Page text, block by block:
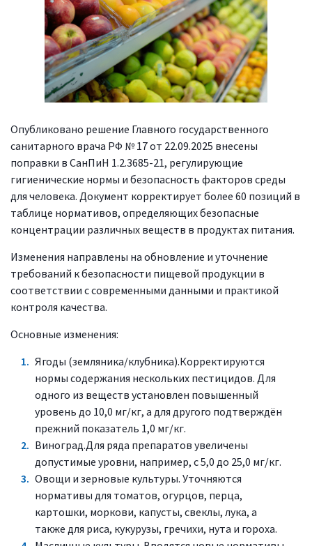
Опубликовано решение Главного государственного
санитарного врача РФ № 17 от 22.09.2025 внесены
поправки в СанПиН 1.2.3685-21, регулирующие
гигиенические нормы и безопасность факторов среды
для человека. Документ корректирует более 60 позиций в
таблице нормативов, определяющих безопасные
концентрации различных веществ в продуктах питания.
Изменения направлены на обновление и уточнение
требований к безопасности пищевой продукции в
соответствии с современными данными и практикой
контроля качества.
Основные изменения:
Ягоды (земляника/клубника).Корректируются
нормы содержания нескольких пестицидов. Для
одного из веществ установлен повышенный
уровень до 10,0 мг/кг, а для другого подтверждён
прежний показатель 1,0 мг/кг.
Виноград.Для ряда препаратов увеличены
допустимые уровни, например, с 5,0 до 25,0 мг/кг.
Овощи и зерновые культуры. Уточняются
нормативы для томатов, огурцов, перца,
картошки, моркови, капусты, свеклы, лука, а
также для риса, кукурузы, гречихи, нута и гороха.